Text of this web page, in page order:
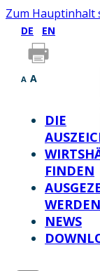
Zum Hauptinhalt
DE EN
A A
DIE
FINDEN
WERDEN
NEWS